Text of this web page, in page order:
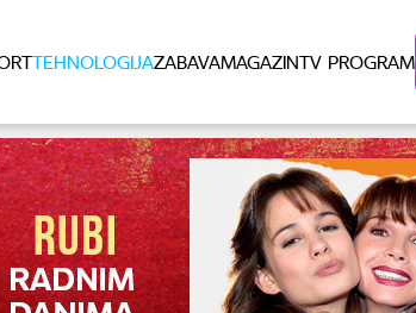
TEHNOLOGIJAZABAVAMAGAZINTV PROGRAM